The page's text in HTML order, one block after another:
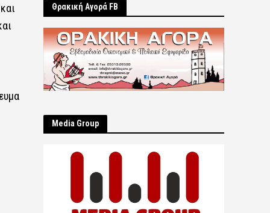
Θρακική Αγορά FB
Μedia Group